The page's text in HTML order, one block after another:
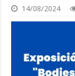
14/08/2024